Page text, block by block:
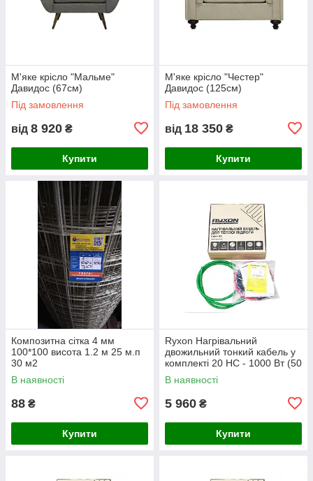
М'яке крісло "Мальме"
Давидос (67см)
Під замовлення
від 8 920 ₴
Купити
М'яке крісло "Честер"
Давидос (125см)
Під замовлення
від 18 350 ₴
Купити
Композитна сітка 4 мм
100*100 висота 1.2 м 25 м.п
30 м2
В наявності
88 ₴
Купити
Ryxon Нагрівальний
двожильний тонкий кабель у
комплекті 20 HC - 1000 Вт (50
м)
В наявності
5 960 ₴
Купити